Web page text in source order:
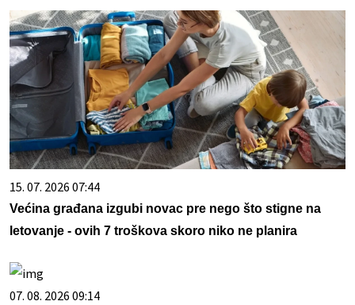
15. 07. 2026 07:44
Većina građana izgubi novac pre nego što stigne na
letovanje - ovih 7 troškova skoro niko ne planira
07. 08. 2026 09:14